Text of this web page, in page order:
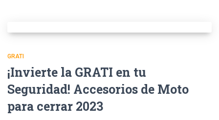
GRATI
¡Invierte la GRATI en tu
Seguridad! Accesorios de Moto
para cerrar 2023